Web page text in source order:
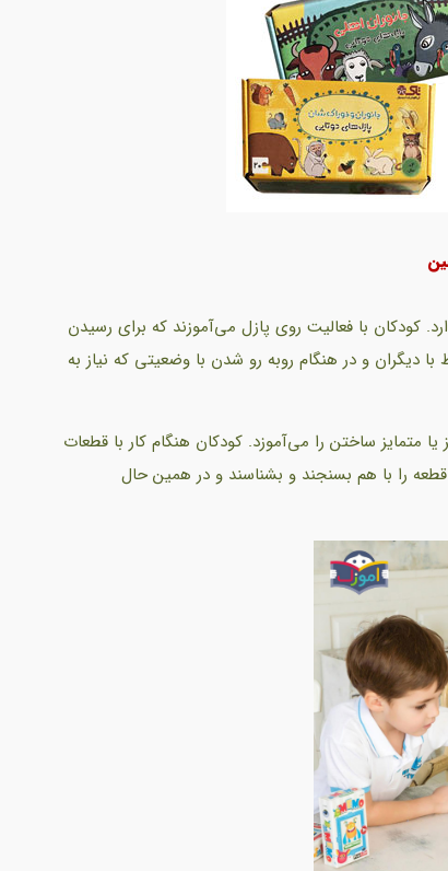
کودکان با فعالیت روی پازل می‌آموزند که برای رسیدن
با دیگران و در هنگام روبه رو شدن با وضعیتی که نیاز به
ساختن را می‌آموزد. کودکان هنگام کار با قطعات
را با هم بسنجند و بشناسند و در همین حال